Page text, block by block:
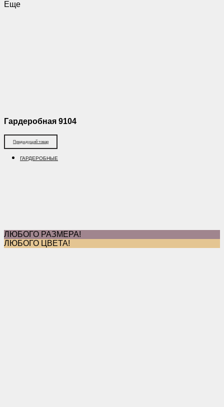
Еще
Гардеробная 9104
Предыдущий товар
ГАРДЕРОБНЫЕ
ЛЮБОГО РАЗМЕРА!
ЛЮБОГО ЦВЕТА!